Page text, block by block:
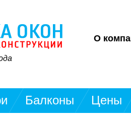
О
Балконы Цены